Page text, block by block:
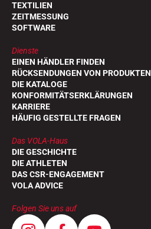
TEXTILIEN
ZEITMESSUNG
SOFTWARE
Dienste
EINEN HÄNDLER FINDEN
RÜCKSENDUNGEN VON PRODUKTEN
DIE KATALOGE
KONFORMITÄTSERKLÄRUNGEN
KARRIERE
HÄUFIG GESTELLTE FRAGEN
Das VOLA-Haus
DIE GESCHICHTE
DIE ATHLETEN
DAS CSR-ENGAGEMENT
VOLA ADVICE
Folgen Sie uns auf